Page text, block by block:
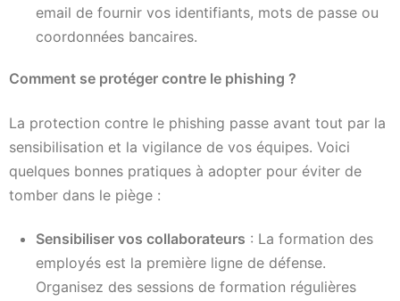
email de fournir vos identifiants, mots de passe ou
coordonnées bancaires.
Comment se protéger contre le phishing ?
La protection contre le phishing passe avant tout par la
sensibilisation et la vigilance de vos équipes. Voici
quelques bonnes pratiques à adopter pour éviter de
tomber dans le piège :
Sensibiliser vos collaborateurs : La formation des
employés est la première ligne de défense.
Organisez des sessions de formation régulières